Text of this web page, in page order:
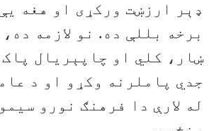
ډېر ارزښت ورکړی او هغه
برخه بللې ده. نو لازمه
ښار، کلي او چاپېریال
جدي پاملرنه وکړو او د
له لارې دا فرهنګ نورو